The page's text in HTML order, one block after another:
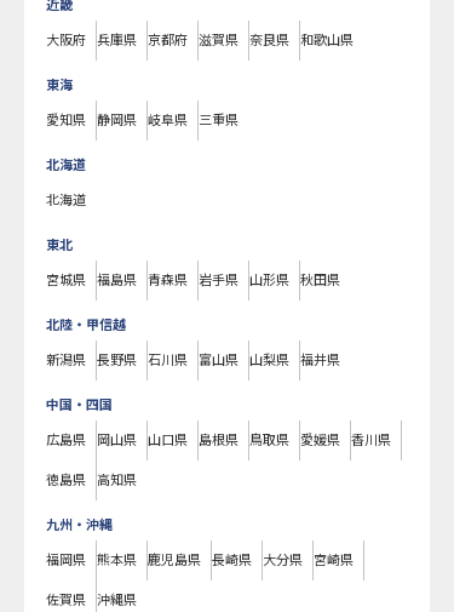
近畿
大阪府 兵庫県 京都府 滋賀県 奈良県 和歌山県
東海
愛知県 静岡県 岐阜県 三重県
北海道
北海道
東北
宮城県 福島県 青森県 岩手県 山形県 秋田県
北陸・甲信越
新潟県 長野県 石川県 富山県 山梨県 福井県
中国・四国
広島県 岡山県 山口県 島根県 鳥取県 愛媛県 香川県
徳島県 高知県
九州・沖縄
福岡県 熊本県 鹿児島県 長崎県 大分県 宮崎県
佐賀県 沖縄県